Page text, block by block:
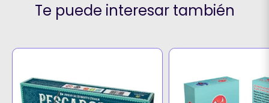
Te puede interesar también